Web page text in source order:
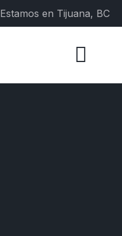
Estamos en Tijuana, BC